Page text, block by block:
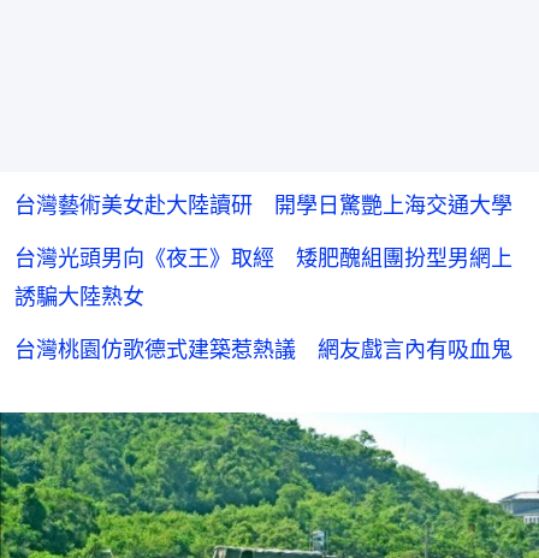
台灣藝術美女赴大陸讀研 開學日驚艷上海交通大學
台灣光頭男向《夜王》取經 矮肥醜組團扮型男網上
誘騙大陸熟女
台灣桃園仿歌德式建築惹熱議 網友戲言內有吸血鬼